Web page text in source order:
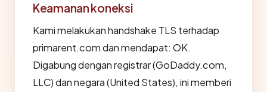
Keamanan koneksi
Kami melakukan handshake TLS terhadap
primarent.com dan mendapat: OK.
Digabung dengan registrar (GoDaddy.com,
LLC) dan negara (United States), ini memberi